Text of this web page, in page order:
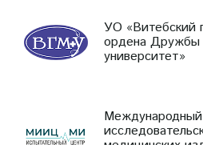
УО «Витебский
ордена Дружбы
университет»